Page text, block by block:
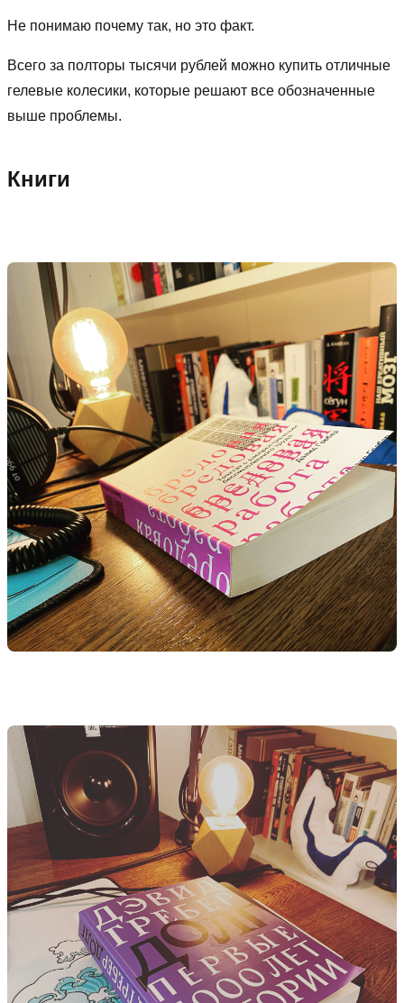
Не понимаю почему так, но это факт.
Всего за полторы тысячи рублей можно купить отличные
гелевые колесики, которые решают все обозначенные
выше проблемы.
Книги